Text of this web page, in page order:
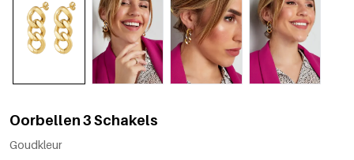
Oorbellen 3 Schakels
Goudkleur